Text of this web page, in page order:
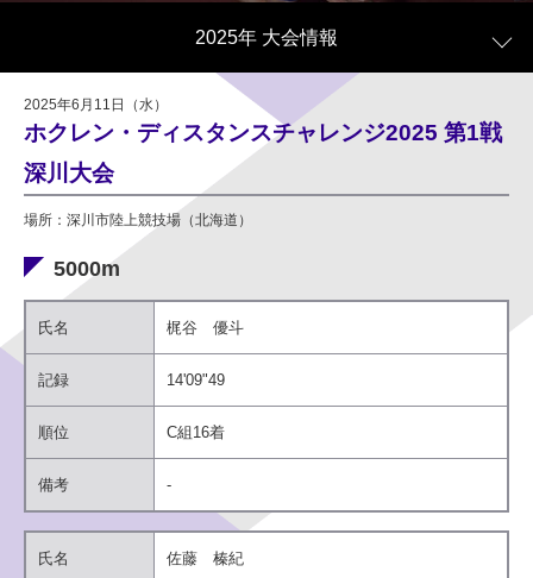
2025年6月11日（水）
ホクレン・ディスタンスチャレンジ2025 第1戦
深川大会
場所：深川市陸上競技場（北海道）
5000m
氏名 梶谷 優斗
記録 14'09"49
順位 C組16着
備考 -
氏名 佐藤 榛紀
2025年 大会情報
個人情報の記載は避けていただきますようお願い
公開の際、当社の判断で個人情報に当たる記載内
容を一部編集させていただく場合がございます。
公開の有無に関わらず、お送りいただきました応
援メッセージはすべて拝見しております。
同意する